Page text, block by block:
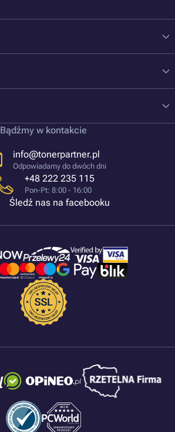
Bądźmy w kontakcie
info@tonerpartner.pl
Odpowiadamy do dwóch dni
+48 222 235 115
Pon-Pt: 8:00 - 16:00
Śledź nas na facebooku